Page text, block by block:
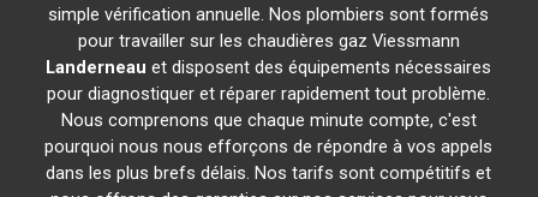
simple vérification annuelle. Nos plombiers sont formés
pour travailler sur les chaudières gaz Viessmann
Landerneau et disposent des équipements nécessaires
pour diagnostiquer et réparer rapidement tout problème.
Nous comprenons que chaque minute compte, c'est
pourquoi nous nous efforçons de répondre à vos appels
dans les plus brefs délais. Nos tarifs sont compétitifs et